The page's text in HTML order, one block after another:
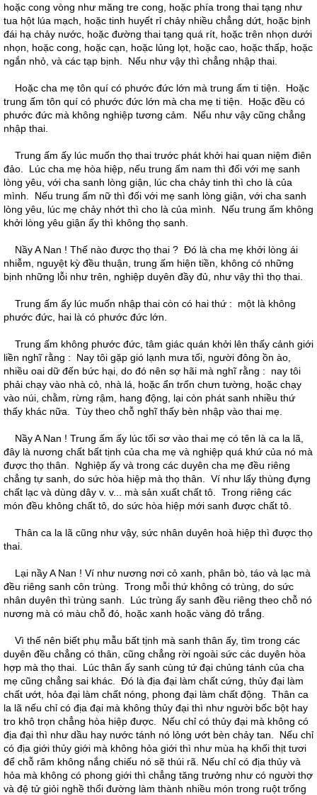
hoặc cong vòng như măng tre cong, hoặc phía trong thai tạng như
tua hột lúa mạch, hoặc tinh huyết rỉ chảy nhiều chẳng dứt, hoặc bịnh
đái hạ chảy nước, hoặc đường thai tạng quá rít, hoặc trên nhọn dưới
nhọn, hoặc cong, hoặc cạn, hoặc lủng lọt, hoặc cao, hoặc thấp, hoặc
ngắn nhỏ, và các tạp bịnh. Nếu như vậy thì chẳng nhập thai.
Hoặc cha mẹ tôn quí có phước đức lớn mà trung ấm ti tiện. Hoặc
trung ấm tôn quí có phước đức lớn mà cha mẹ ti tiện. Hoặc đều có
phước đức mà không nghiệp tương cảm. Nếu như vậy cũng chẳng
nhập thai.
Trung ấm ấy lúc muốn thọ thai trước phát khởi hai quan niệm điên
đảo. Lúc cha mẹ hòa hiệp, nếu trung ấm nam thì đối với mẹ sanh
lòng yêu, với cha sanh lòng giận, lúc cha chảy tinh thì cho là của
mình. Nếu trung ấm nữ thì đối với mẹ sanh lòng giận, với cha sanh
lòng yêu, lúc mẹ chảy nhớt thì cho là của mình. Nếu trung ấm không
khởi lòng yêu giận ấy thì không thọ sanh.
Nầy A Nan ! Thế nào được thọ thai ? Đó là cha mẹ khởi lòng ái
nhiễm, nguyệt kỳ đều thuận, trung ấm hiện tiền, không có những
bịnh những lỗi như trên, nghiệp duyên đầy đủ, như vậy thì thọ thai.
Trung ấm ấy lúc muốn nhập thai còn có hai thứ : một là không
phước đức, hai là có phước đức lớn.
Trung ấm không phước đức, tâm giác quán khởi lên thấy cảnh giới
liền nghĩ rằng : Nay tôi gặp gió lạnh mưa tối, người đông ồn ào,
nhiều oai dữ đến bức hại, do đó nên sợ hãi mà nghĩ rằng : nay tôi
phải chạy vào nhà cỏ, nhà lá, hoặc ẩn trốn chưn tường, hoặc chạy
vào núi, chằm, rừng rậm, hang động, lại còn phát sanh nhiều thứ
thấy khác nữa. Tùy theo chỗ nghĩ thấy bèn nhập vào thai mẹ.
Nầy A Nan ! Trung ấm ấy lúc tối sơ vào thai mẹ có tên là ca la lã,
đây là nương chất bất tịnh của cha mẹ và nghiệp quá khứ của nó mà
được thọ thân. Nghiệp ấy và trong các duyên cha mẹ đều riêng
chẳng tự sanh, do sức hòa hiệp mà thọ thân. Ví như lấy thùng đựng
chất lạc và dùng dây v. v... mà sản xuất chất tô. Trong riêng các
món đều không chất tô, do sức hòa hiệp mới sanh được chất tô.
Thân ca la lã cũng như vậy, sức nhân duyên hoà hiệp thì được thọ
thai.
Lại nầy A Nan ! Ví như nương nơi cỏ xanh, phân bò, táo và lạc mà
đều riêng sanh côn trùng. Trong mỗi thứ không có trùng, do sức
nhân duyên thì trùng sanh. Lúc trùng ấy sanh đều riêng theo chỗ nó
nương mà có màu chỗ đó, hoặc xanh hoặc vàng đỏ trắng.
Vì thế nên biết phụ mẫu bất tịnh mà sanh thân ấy, tìm trong các
duyên đều chẳng có thân, cũng chẳng rời ngoài sức các duyên hòa
hợp mà thọ thai. Lúc thân ấy sanh cùng tứ đại chủng tánh của cha
mẹ cũng chẳng sai khác. Đó là địa đại làm chất cứng, thủy đại làm
chất ướt, hỏa đại làm chất nóng, phong đại làm chất động. Thân ca
la lã nếu chỉ có địa đại mà không thủy đại thì như người bốc bột hay
tro khô trọn chẳng hòa hiệp được. Nếu chỉ có thủy đại mà không có
địa đại thì như dầu hay nước tánh nó lỏng ướt bèn chảy tan. Nếu chỉ
có địa giới thủy giới mà không hỏa giới thì như mùa hạ khối thịt tươi
để chỗ râm không nắng chiếu nó sẽ thúi rã. Nếu chỉ có địa thủy và
hỏa mà không có phong giới thì chẳng tăng trưởng như có người thợ
và đệ tử giỏi nghề thổi đường làm thành nhiều món trong ruột trống